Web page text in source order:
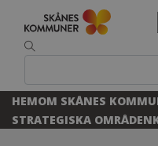
HEMOM SKÅNES
STRATEGISKA OMRÅDEN